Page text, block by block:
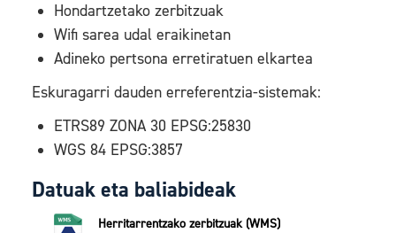
Hondartzetako zerbitzuak
Wifi sarea udal eraikinetan
Adineko pertsona erretiratuen elkartea
Eskuragarri dauden erreferentzia-sistemak:
ETRS89 ZONA 30 EPSG:25830
WGS 84 EPSG:3857
Datuak eta baliabideak
Herritarrentzako zerbitzuak (WMS)